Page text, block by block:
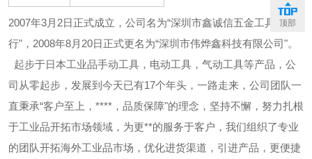
2007年3月2日正式成立，公司名为“深圳市鑫诚信五金工具商
行"，2008年8月20日正式更名为“深圳市伟烨鑫科技有限公司"。
起步于日本工业品手动工具，电动工具，气动工具等产品，公
司从零起步，发展到今天已有17个年头，一路走来，公司团队一
直秉承“客户至上，****，品质保障"的理念，坚持不懈，努力扎根
于工业品开拓市场领域，为更**的服务于客户，我们组织了专业
的团队开拓海外工业品市场，优化进货渠道，引进产品，更便捷
顶部